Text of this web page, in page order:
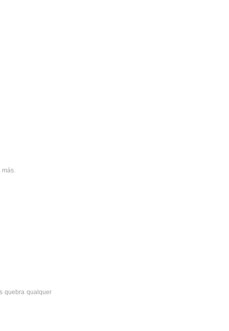
quebra qualquer